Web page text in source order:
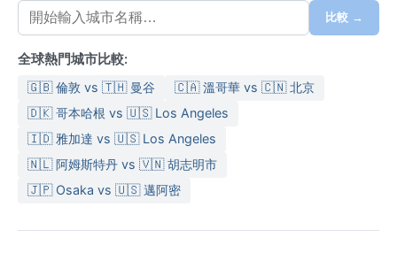
比較 →
全球熱門城市比較:
🇬🇧 倫敦 vs 🇹🇭 曼谷
🇨🇦 溫哥華 vs 🇨🇳 北京
🇩🇰 哥本哈根 vs 🇺🇸 Los Angeles
🇮🇩 雅加達 vs 🇺🇸 Los Angeles
🇳🇱 阿姆斯特丹 vs 🇻🇳 胡志明市
🇯🇵 Osaka vs 🇺🇸 邁阿密